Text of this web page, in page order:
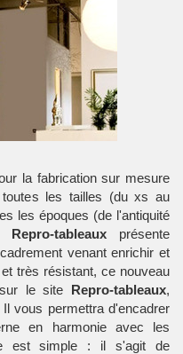
la fabrication sur mesure
les tailles (du xs au
les époques (de l'antiquité
Repro-tableauxprésente
venant enrichir et
très résistant, ce nouveau
le site Repro-tableaux,
Il vous permettra d'encadrer
en harmonie avec les
est simple : il s'agit de